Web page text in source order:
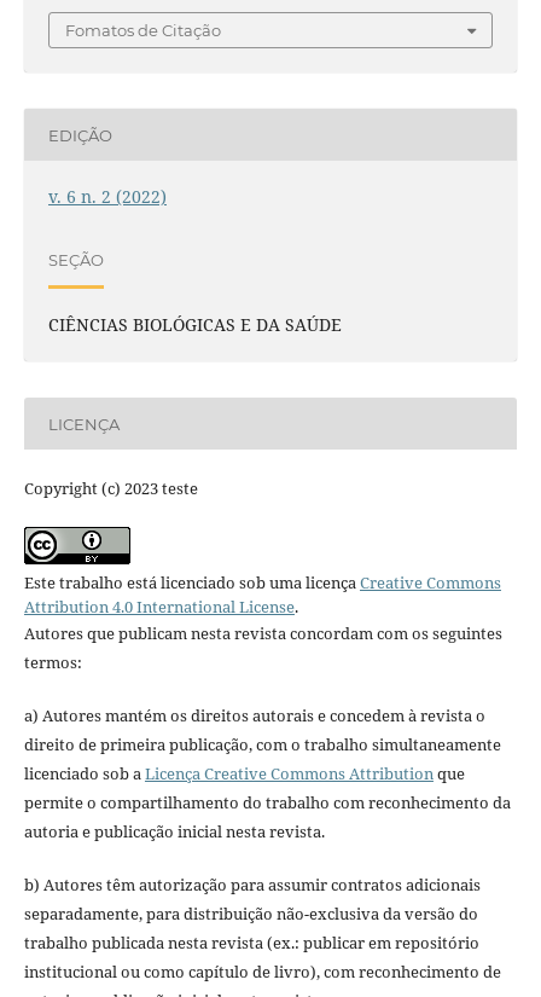
Fomatos de Citação
EDIÇÃO
v. 6 n. 2 (2022)
SEÇÃO
CIÊNCIAS BIOLÓGICAS E DA SAÚDE
LICENÇA
Copyright (c) 2023 teste
Este trabalho está licenciado sob uma licençaCreative Commons
Attribution 4.0 International License.
Autores que publicam nesta revista concordam com os seguintes
termos:
a) Autores mantém os direitos autorais e concedem à revista o
direito de primeira publicação, com o trabalho simultaneamente
licenciado sob aLicença Creative Commons Attributionque
permite o compartilhamento do trabalho com reconhecimento da
autoria e publicação inicial nesta revista.
b) Autores têm autorização para assumir contratos adicionais
separadamente, para distribuição não-exclusiva da versão do
trabalho publicada nesta revista (ex.: publicar em repositório
institucional ou como capítulo de livro), com reconhecimento de